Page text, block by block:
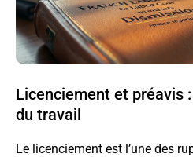
Licenciement et préavis
du travail
Le licenciement est l’une des